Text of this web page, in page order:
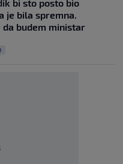
bi sto posto bio
je bila spremna.
da budem ministar